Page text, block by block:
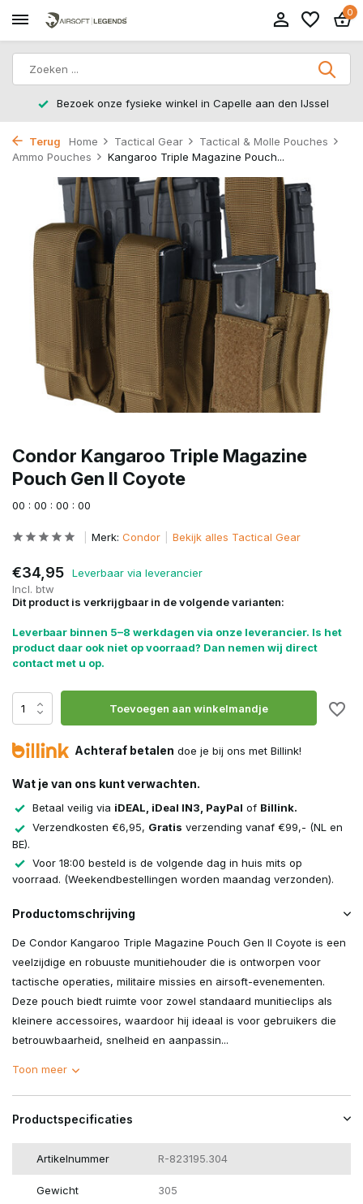
0
Bezoek onze fysieke winkel in Capelle aan den IJssel
Terug Home Tactical Gear
Tactical & Molle Pouches
Ammo Pouches
Kangaroo Triple Magazine Pouch...
Condor Kangaroo Triple Magazine
Pouch Gen II Coyote
00 : 00 : 00 : 00
Merk: Condor Bekijk alles Tactical Gear
€34,95
Leverbaar via leverancier
Incl. btw
Dit product is verkrijgbaar in de volgende varianten:
Leverbaar binnen 5–8 werkdagen via onze leverancier. Is het
product daar ook niet op voorraad? Dan nemen wij direct
contact met u op.
Toevoegen aan winkelmandje
Achteraf betalen doe je bij ons met Billink!
Wat je van ons kunt verwachten.
Betaal veilig via iDEAL, iDeal IN3, PayPal of Billink.
Verzendkosten €6,95, Gratis verzending vanaf €99,- (NL en
BE).
Voor 18:00 besteld is de volgende dag in huis mits op
voorraad. (Weekendbestellingen worden maandag verzonden).
Productomschrijving
De Condor Kangaroo Triple Magazine Pouch Gen II Coyote is een
veelzijdige en robuuste munitiehouder die is ontworpen voor
tactische operaties, militaire missies en airsoft-evenementen.
Deze pouch biedt ruimte voor zowel standaard munitieclips als
kleinere accessoires, waardoor hij ideaal is voor gebruikers die
betrouwbaarheid, snelheid en aanpassin...
Toon meer
Productspecificaties
Artikelnummer R-823195.304
Gewicht 305